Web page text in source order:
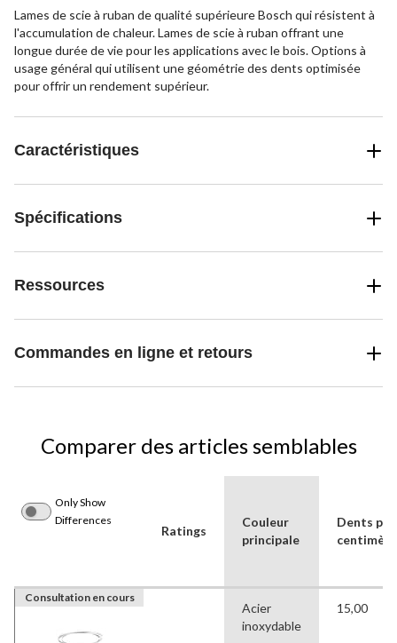
Lames de scie à ruban de qualité supérieure Bosch qui résistent à
l'accumulation de chaleur. Lames de scie à ruban offrant une
longue durée de vie pour les applications avec le bois. Options à
usage général qui utilisent une géométrie des dents optimisée
pour offrir un rendement supérieur.
Caractéristiques
Spécifications
Ressources
Commandes en ligne et retours
Comparer des articles semblables
Only Show
Differences
Ratings
Couleur
principale
Dents par
Consultation en cours
Acier
inoxydable
15,00